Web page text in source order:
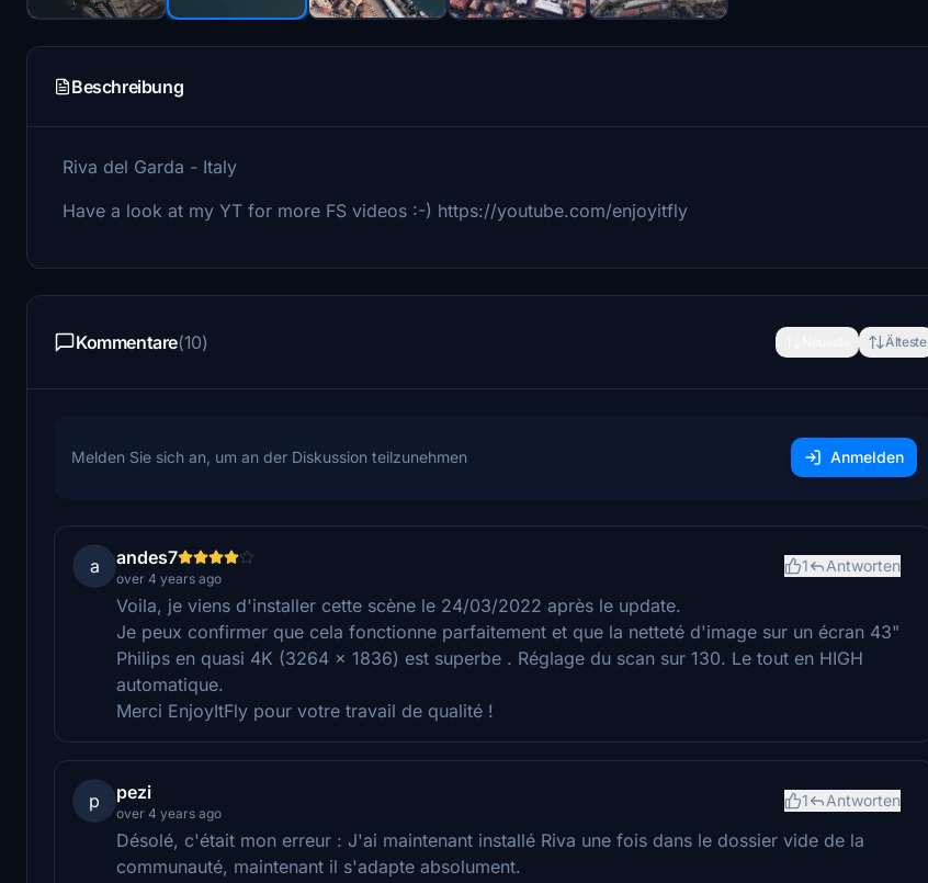
Beschreibung
Riva del Garda - Italy
Have a look at my YT for more FS videos :-) https://youtube.com/enjoyitfly
Kommentare(10) Älteste
Melden Sie sich an, um an der Diskussion teilzunehmen Anmelden
a andes7
over 4 years ago
1 Antworten
Voila, je viens d'installer cette scène le 24/03/2022 après le update.
Je peux confirmer que cela fonctionne parfaitement et que la netteté d'image sur un écran 43"
Philips en quasi 4K (3264 x 1836) est superbe . Réglage du scan sur 130. Le tout en HIGH
automatique.
Merci EnjoyItFly pour votre travail de qualité !
p pezi
over 4 years ago
1 Antworten
Désolé, c'était mon erreur : J'ai maintenant installé Riva une fois dans le dossier vide de la
communauté, maintenant il s'adapte absolument.